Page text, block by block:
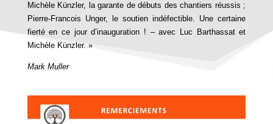
Michèle Künzler, la garante de débuts des chantiers réussis ;
Pierre-Francois Unger, le soutien indéfectible. Une certaine
fierté en ce jour d’inauguration ! – avec Luc Barthassat et
Michèle Künzler. »
Mark Muller